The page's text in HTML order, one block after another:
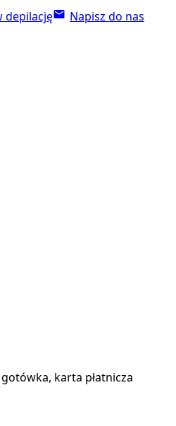
depilację
Napisz do nas
gotówka, karta płatnicza